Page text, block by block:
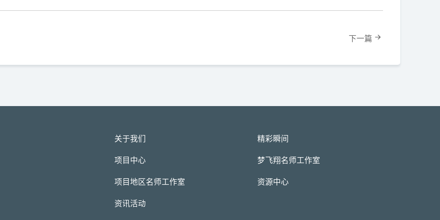
下一篇
关于我们 精彩瞬间
项目中心 梦飞翔名师工作室
项目地区名师工作室 资源中心
资讯活动